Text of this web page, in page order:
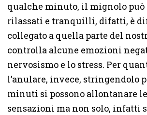
qualche minuto, il mignolo
rilassati e tranquilli, difatti, è
collegato a quella parte del
controlla alcune emozioni
nervosismo e lo stress. Per
l’anulare, invece, stringendolo
minuti si possono allontanare
sensazioni ma non solo, infatti